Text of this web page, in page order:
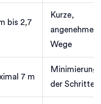
bis 2,7
Kurze,
angenehme
Wege
7 m
Minimierung
der Schritte